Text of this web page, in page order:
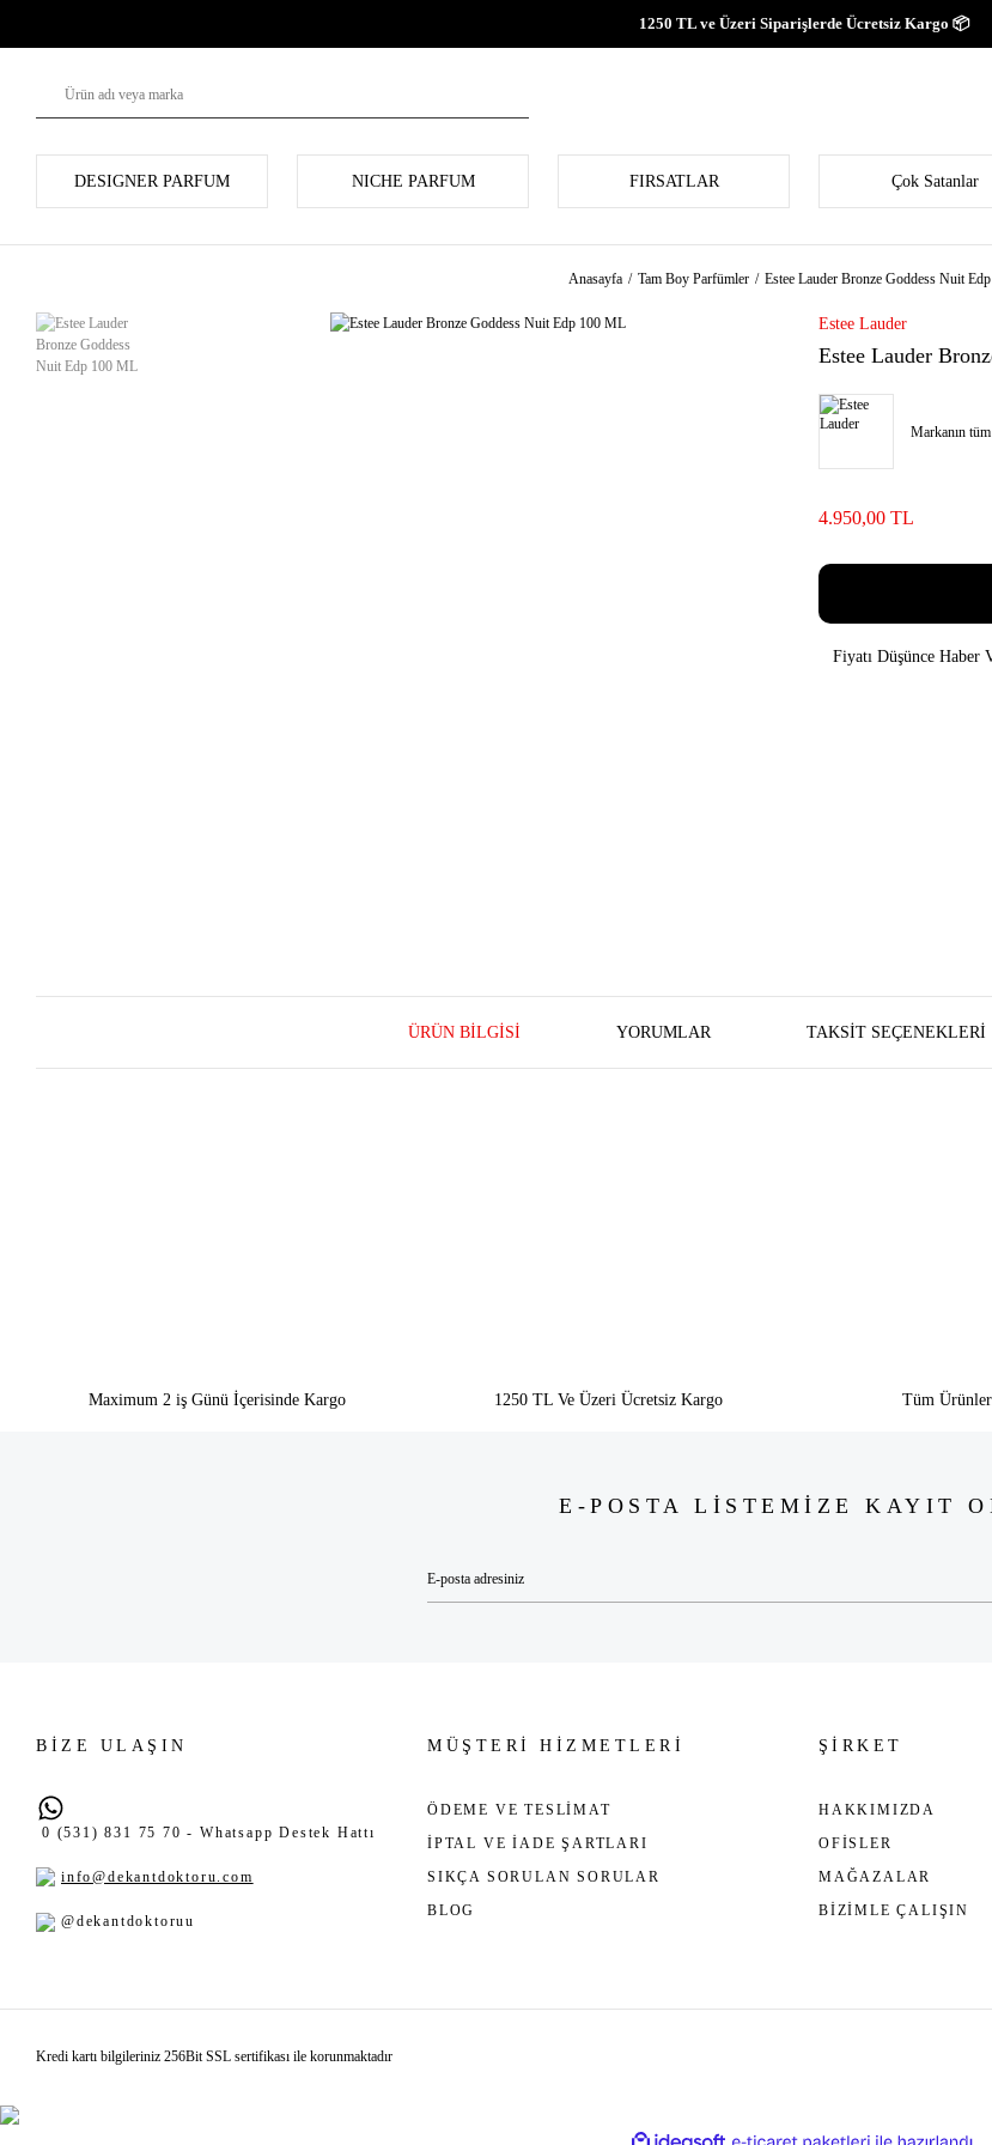
1250 TL ve Üzeri Siparişlerde Ücretsiz Kargo 📦
DESIGNER PARFUM NICHE PARFUM FIRSATLAR Çok Satanlar
Anasayfa Tam Boy Parfümler Estee Lauder Bronze Goddess Nuit
Estee Lauder
Estee Lauder
Markanın
4.950,00 TL
Fiyatı Düşünce Haber
ÜRÜN BILGISI YORUMLAR TAKSIT SEÇENEKLERI
Maximum 2 iş Günü İçerisinde Kargo 1250 TL Ve Üzeri Ücretsiz Kargo Tüm
E-POSTA LİSTEMİZE KAYIT
BİZE ULAŞIN
0 (531) 831 75 70 - Whatsapp Destek Hattı
info@dekantdoktoru.com
@dekantdoktoruu
MÜŞTERİ HİZMETLERİ
ÖDEME VE TESLİMAT
İPTAL VE İADE ŞARTLARI
SIKÇA SORULAN SORULAR
BLOG
ŞİRKET
HAKKIMIZDA
OFİSLER
MAĞAZALAR
BİZİMLE ÇALIŞIN
Kredi kartı bilgileriniz 256Bit SSL sertifikası ile korunmaktadır
ideasoft